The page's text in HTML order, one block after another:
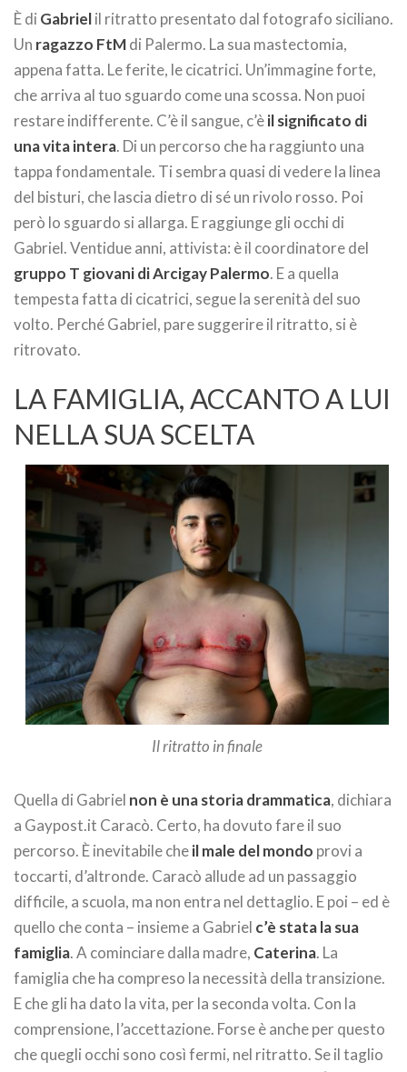
È di Gabrielil ritratto presentato dal fotografo siciliano.
Un ragazzo FtMdi Palermo. La sua mastectomia,
appena fatta. Le ferite, le cicatrici. Un’immagine forte,
che arriva al tuo sguardo come una scossa. Non puoi
restare indifferente. C’è il sangue, c’èil significato di
una vita intera. Di un percorso che ha raggiunto una
tappa fondamentale. Ti sembra quasi di vedere la linea
del bisturi, che lascia dietro di sé un rivolo rosso. Poi
però lo sguardo si allarga. E raggiunge gli occhi di
Gabriel. Ventidue anni, attivista: è il coordinatore del
gruppo T giovani di Arcigay Palermo. E a quella
tempesta fatta di cicatrici, segue la serenità del suo
volto. Perché Gabriel, pare suggerire il ritratto, si è
ritrovato.
LA FAMIGLIA, ACCANTO A LUI
NELLA SUA SCELTA
Il ritratto in finale
Quella di Gabriel non è una storia drammatica, dichiara
a Gaypost.it Caracò. Certo, ha dovuto fare il suo
percorso. È inevitabile cheil male del mondo provi a
toccarti, d’altronde. Caracò allude ad un passaggio
difficile, a scuola, ma non entra nel dettaglio. E poi – ed è
quello che conta – insieme a Gabriel c’è stata la sua
famiglia. A cominciare dalla madre, Caterina. La
famiglia che ha compreso la necessità della transizione.
E che gli ha dato la vita, per la seconda volta. Con la
comprensione, l’accettazione. Forse è anche per questo
che quegli occhi sono così fermi, nel ritratto. Se il taglio